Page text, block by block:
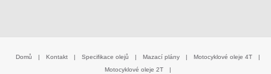
Domů Kontakt Specifikace olejů Mazací plány Motocyklové oleje 4T
Motocyklové oleje 2T